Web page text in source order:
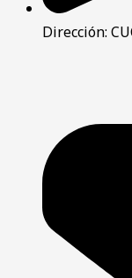
Dirección: